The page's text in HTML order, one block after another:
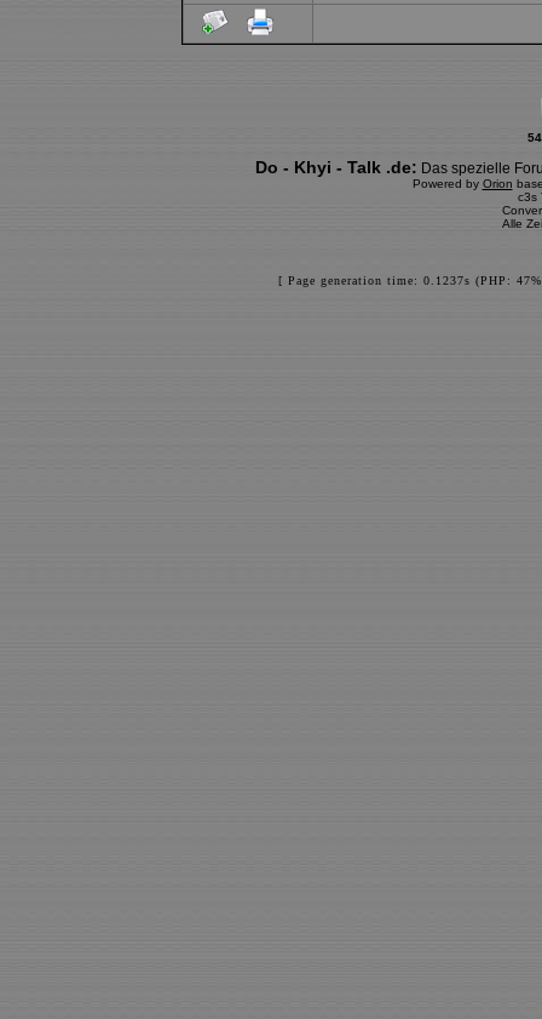
Do - Khyi - Talk .de: Das spezielle
Powered by Orion
c3s
Alle
[ Page generation time: 0.1237s (PHP: